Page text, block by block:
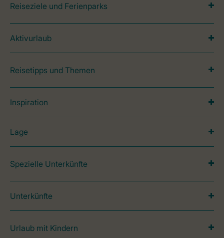
Reiseziele und Ferienparks
Aktivurlaub
Reisetipps und Themen
Inspiration
Lage
Spezielle Unterkünfte
Unterkünfte
Urlaub mit Kindern